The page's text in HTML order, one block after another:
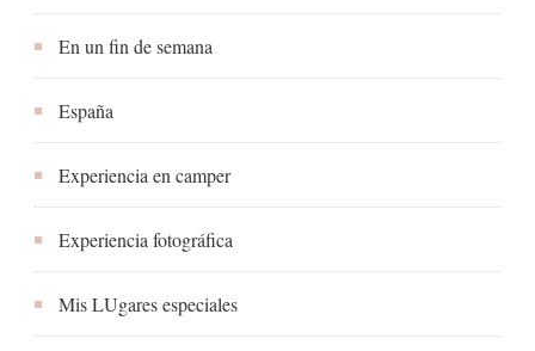
En un fin de semana
España
Experiencia en camper
Experiencia fotográfica
Mis LUgares especiales